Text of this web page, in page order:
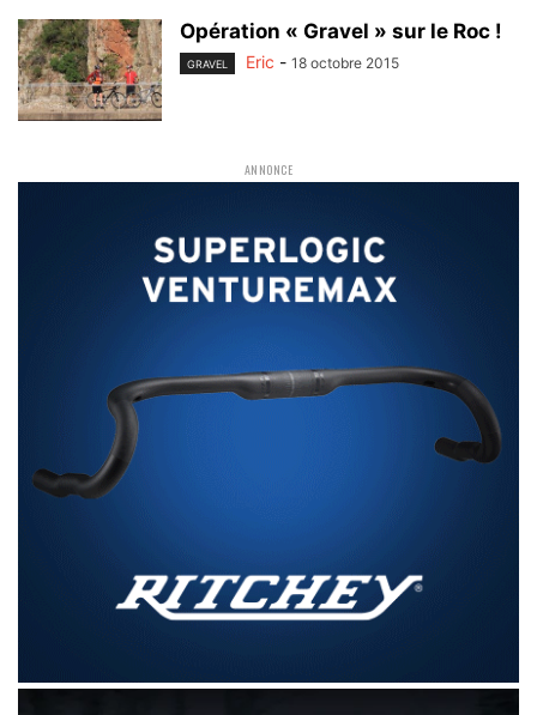
Opération « Gravel » sur le Roc !
GRAVEL Eric - 18 octobre 2015
ANNONCE